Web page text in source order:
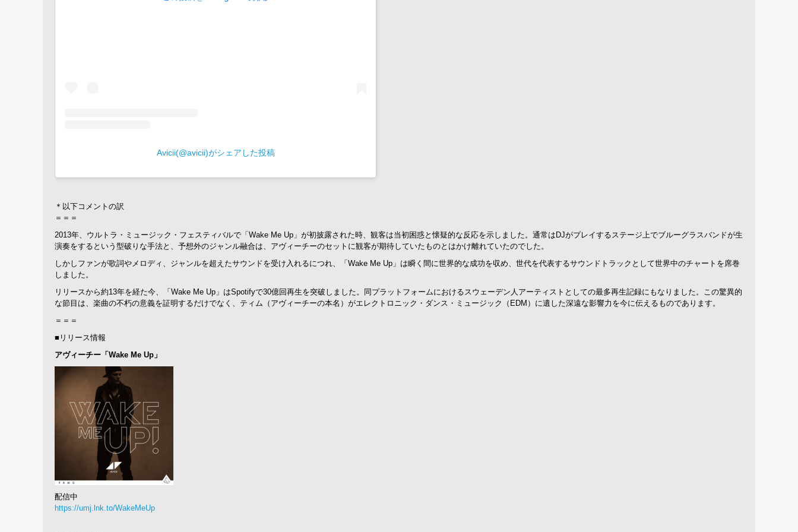
Avicii(@avicii)がシェアした投稿
＊以下コメントの訳
＝＝＝
2013年、ウルトラ・ミュージック・フェスティバルで「Wake Me Up」が初披露された時、観客は当初困惑と懐疑的な反応を示しました。通常はDJがプレイするステージ上でブルーグラスバンドが生
演奏をするという型破りな手法と、予想外のジャンル融合は、アヴィーチーのセットに観客が期待していたものとはかけ離れていたのでした。
しかしファンが歌詞やメロディ、ジャンルを超えたサウンドを受け入れるにつれ、「Wake Me Up」は瞬く間に世界的な成功を収め、世代を代表するサウンドトラックとして世界中のチャートを席巻
しました。
リリースから約13年を経た今、「Wake Me Up」はSpotifyで30億回再生を突破しました。同プラットフォームにおけるスウェーデン人アーティストとしての最多再生記録にもなりました。この驚異的
な節目は、楽曲の不朽の意義を証明するだけでなく、ティム（アヴィーチーの本名）がエレクトロニック・ダンス・ミュージック（EDM）に遺した深遠な影響力を今に伝えるものであります。
＝＝＝
■リリース情報
アヴィーチー「Wake Me Up」
配信中
https://umj.lnk.to/WakeMeUp